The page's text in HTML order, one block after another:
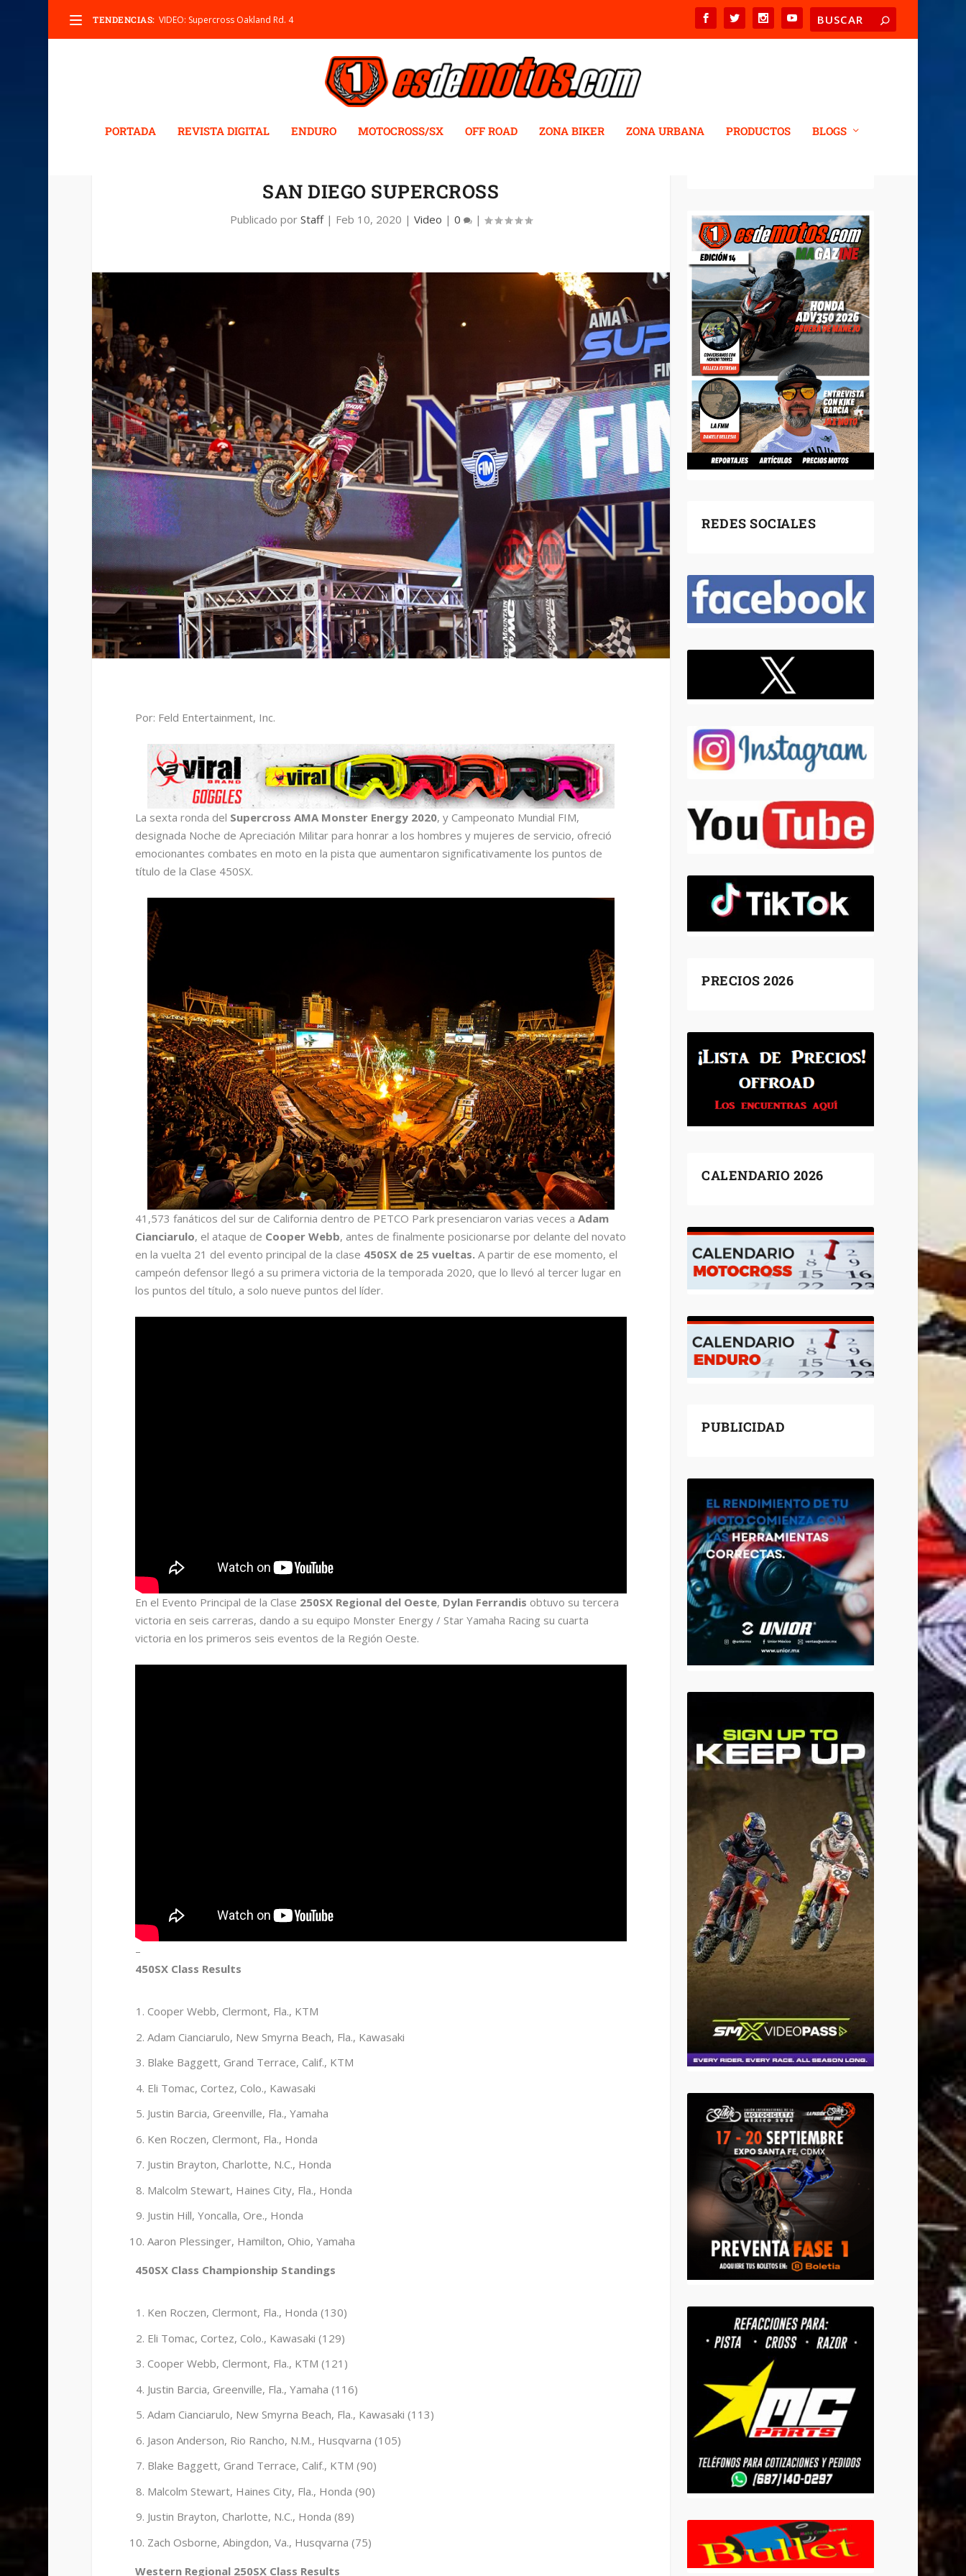
TENDENCIAS: VIDEO: Supercross Oakland Rd. 4
PORTADA REVISTA DIGITAL ENDURO MOTOCROSS/SX OFF ROAD ZONA BIKER ZONA URBANA PRODUCTOS BLOGS
SAN DIEGO SUPERCROSS
Publicado por Staff| Feb 10, 2020 | Video | 0 |
Por: Feld Entertainment, Inc.
La sexta ronda del Supercross AMA Monster Energy 2020, y Campeonato Mundial FIM,
designada Noche de Apreciación Militar para honrar a los hombres y mujeres de servicio, ofreció
emocionantes combates en moto en la pista que aumentaron significativamente los puntos de
título de la Clase 450SX.
41,573 fanáticos del sur de California dentro de PETCO Park presenciaron varias veces a Adam
Cianciarulo, el ataque de Cooper Webb, antes de finalmente posicionarse por delante del novato
en la vuelta 21 del evento principal de la clase 450SX de 25 vueltas. A partir de ese momento, el
campeón defensor llegó a su primera victoria de la temporada 2020, que lo llevó al tercer lugar en
los puntos del título, a solo nueve puntos del líder.
En el Evento Principal de la Clase 250SX Regional del Oeste, Dylan Ferrandis obtuvo su tercera
victoria en seis carreras, dando a su equipo Monster Energy / Star Yamaha Racing su cuarta
victoria en los primeros seis eventos de la Región Oeste.
–
450SX Class Results
Cooper Webb, Clermont, Fla., KTM
Adam Cianciarulo, New Smyrna Beach, Fla., Kawasaki
Blake Baggett, Grand Terrace, Calif., KTM
Eli Tomac, Cortez, Colo., Kawasaki
Justin Barcia, Greenville, Fla., Yamaha
Ken Roczen, Clermont, Fla., Honda
Justin Brayton, Charlotte, N.C., Honda
Malcolm Stewart, Haines City, Fla., Honda
Justin Hill, Yoncalla, Ore., Honda
Aaron Plessinger, Hamilton, Ohio, Yamaha
450SX Class Championship Standings
Ken Roczen, Clermont, Fla., Honda (130)
Eli Tomac, Cortez, Colo., Kawasaki (129)
Cooper Webb, Clermont, Fla., KTM (121)
Justin Barcia, Greenville, Fla., Yamaha (116)
Adam Cianciarulo, New Smyrna Beach, Fla., Kawasaki (113)
Jason Anderson, Rio Rancho, N.M., Husqvarna (105)
Blake Baggett, Grand Terrace, Calif., KTM (90)
Malcolm Stewart, Haines City, Fla., Honda (90)
Justin Brayton, Charlotte, N.C., Honda (89)
Zach Osborne, Abingdon, Va., Husqvarna (75)
Western Regional 250SX Class Results
REDES SOCIALES
PRECIOS 2026
CALENDARIO 2026
PUBLICIDAD